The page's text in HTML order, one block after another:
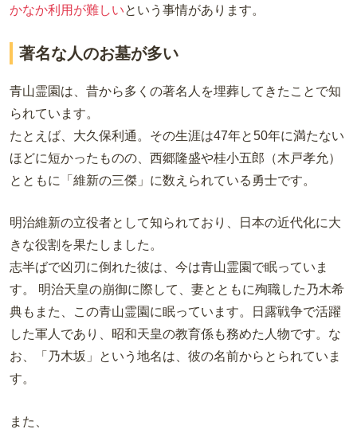
かなか利用が難しいという事情があります。
著名な人のお墓が多い
青山霊園は、昔から多くの著名人を埋葬してきたことで知
られています。
たとえば、大久保利通。その生涯は47年と50年に満たない
ほどに短かったものの、西郷隆盛や桂小五郎（木戸孝允）
とともに「維新の三傑」に数えられている勇士です。
明治維新の立役者として知られており、日本の近代化に大
きな役割を果たしました。
志半ばで凶刃に倒れた彼は、今は青山霊園で眠っていま
す。 明治天皇の崩御に際して、妻とともに殉職した乃木希
典もまた、この青山霊園に眠っています。日露戦争で活躍
した軍人であり、昭和天皇の教育係も務めた人物です。な
お、「乃木坂」という地名は、彼の名前からとられていま
す。
また、